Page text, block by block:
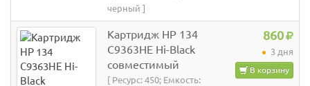
черный ]
Картридж HP 134
C9363HE Hi-Black
совместимый
[ Ресурс: 450; Емкость:
860
3 дня
В корзину